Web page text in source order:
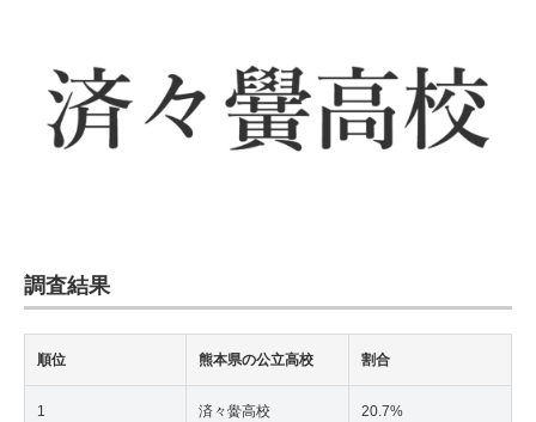
調査結果
順位 熊本県の公立高校 割合
1 済々黌高校 20.7%